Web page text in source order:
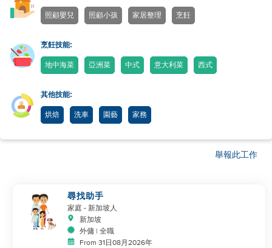
照顧嬰兒 照顧小孩 家居整理 烹飪
烹飪技能:
地中海菜 亞洲菜 中式 意大利菜 西式
其他技能:
烘焙 洗車 園藝 家務
舉報此工作
尋找助手
家庭 - 新加坡人
新加坡
外傭 | 全職
From 31日08月2026年